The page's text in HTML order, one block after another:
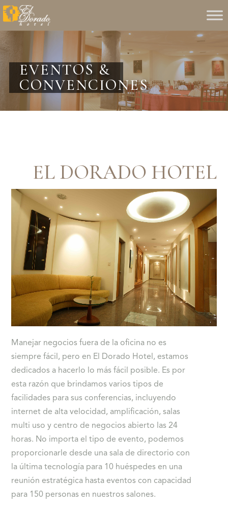
EVENTOS &
CONVENCIONES
EL DORADO HOTEL
Manejar negocios fuera de la oficina no es
siempre fácil, pero en El Dorado Hotel, estamos
dedicados a hacerlo lo más fácil posible. Es por
esta razón que brindamos varios tipos de
facilidades para sus conferencias, incluyendo
internet de alta velocidad, amplificación, salas
multi uso y centro de negocios abierto las 24
horas. No importa el tipo de evento, podemos
proporcionarle desde una sala de directorio con
la última tecnología para 10 huéspedes en una
reunión estratégica hasta eventos con capacidad
para 150 personas en nuestros salones.